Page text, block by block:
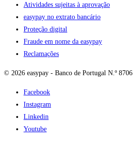
Atividades sujeitas à aprovação
easypay no extrato bancário
Proteção digital
Fraude em nome da easypay
Reclamações
© 2026 easypay - Banco de Portugal N.º 8706
Facebook
Instagram
Linkedin
Youtube